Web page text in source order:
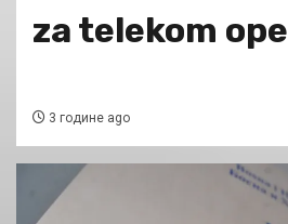
za telekom
3 године ago